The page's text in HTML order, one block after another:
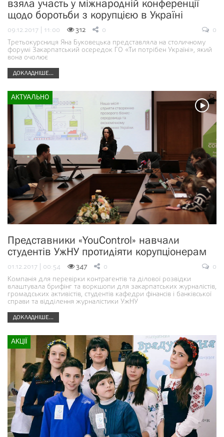
взяла участь у міжнародній конференції
щодо боротьби з корупцією в Україні
09.12.2017 | 11:00 312 0
0
Третьокурсниця Яна Буковецька представляла на столичному
форумі Закарпатський осередок ГО «Ти потрібен Україні», який
вона очолює
ДОКЛАДНІШЕ...
АКТУАЛЬНО
Представники «YouControl» навчали
студентів УжНУ протидіяти корупціонерам
01.12.2017 | 00:54 347 0
0
Компанія для перевірки контрагентів та ділової розвідки
влаштувала брифінг та воркшопи для закарпатських журналістів,
громадських активістів, студентів кафедри фінансів і банківської
справи та відділення журналістики УжНУ
ДОКЛАДНІШЕ...
АКЦІЇ